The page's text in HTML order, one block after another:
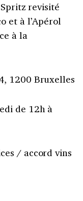
revisité
et à l’Apérol
à la
1200 Bruxelles
de 12h à
/ accord vins